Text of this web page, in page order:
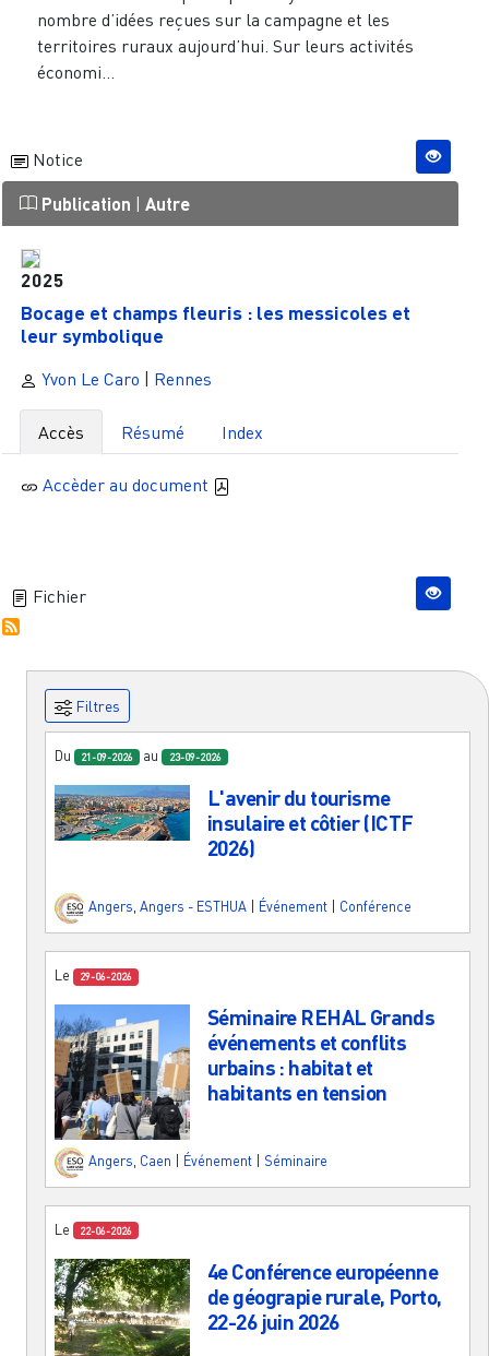
nombre d’idées reçues sur la campagne et les
territoires ruraux aujourd’hui. Sur leurs activités
économi...
Notice
Publication | Autre
2025
Bocage et champs fleuris : les messicoles et
leur symbolique
Yvon Le Caro | Rennes
Accès Résumé Index
Accèder au document
Fichier
Filtres
Du 21-09-2026 au 23-09-2026
L'avenir du tourisme
insulaire et côtier (ICTF
2026)
Angers, Angers - ESTHUA Événement Conférence
Le 29-06-2026
Séminaire REHAL Grands
événements et conflits
urbains : habitat et
habitants en tension
Angers Caen Événement Séminaire
Le 22-06-2026
4e Conférence européenne
de géograpie rurale, Porto,
22-26 juin 2026